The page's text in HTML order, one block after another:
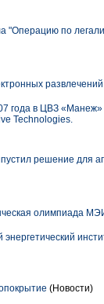
"Операцию по
года в ЦВЗ «Манеж»
Technologies.
решение для
олимпиада
энергетический
(Новости)